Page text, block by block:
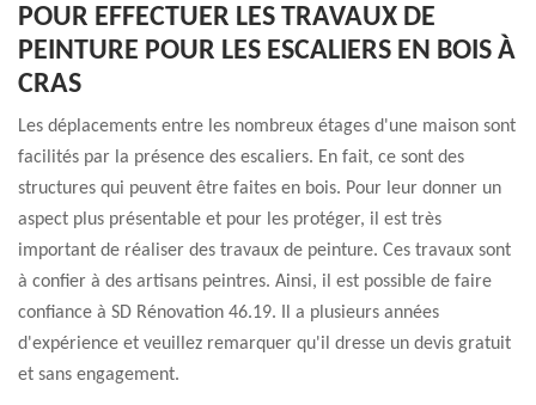
POUR EFFECTUER LES TRAVAUX DE
PEINTURE POUR LES ESCALIERS EN BOIS À
CRAS
Les déplacements entre les nombreux étages d'une maison sont
facilités par la présence des escaliers. En fait, ce sont des
structures qui peuvent être faites en bois. Pour leur donner un
aspect plus présentable et pour les protéger, il est très
important de réaliser des travaux de peinture. Ces travaux sont
à confier à des artisans peintres. Ainsi, il est possible de faire
confiance à SD Rénovation 46.19. Il a plusieurs années
d'expérience et veuillez remarquer qu'il dresse un devis gratuit
et sans engagement.